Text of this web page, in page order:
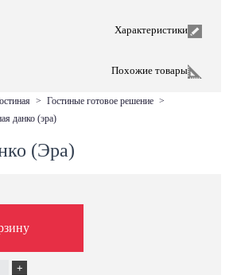
Характеристики
Похожие товары
гостиная > гостиные готовое решение >
данко (эра)
(Эра)